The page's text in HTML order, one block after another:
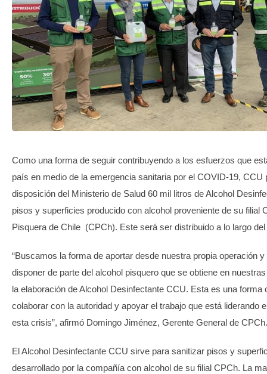
APP MÓVIL
TRANSPARENCIA
Como una forma de seguir contribuyendo a los esfuerzos que
país en medio de la emergencia sanitaria por el COVID-19, CCU
disposición del Ministerio de Salud 60 mil litros de Alcohol
pisos y superficies producido con alcohol proveniente de su filial
Pisquera de Chile (CPCh). Este será ser distribuido a lo largo
“Buscamos la forma de aportar desde nuestra propia operación
disponer de parte del alcohol pisquero que se obtiene en
la elaboración de Alcohol Desinfectante CCU. Esta es una forma
colaborar con la autoridad y apoyar el trabajo que está liderando
esta crisis”, afirmó Domingo Jiménez, Gerente General de CPCh.
El Alcohol Desinfectante CCU sirve para sanitizar pisos y
desarrollado por la compañía con alcohol de su filial CPCh. La